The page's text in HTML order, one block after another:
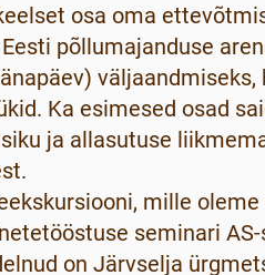
osa oma
põllumajanduse
Ka esimesed osad
ja allasutuse
mille
seminari AS-
on Järvselja